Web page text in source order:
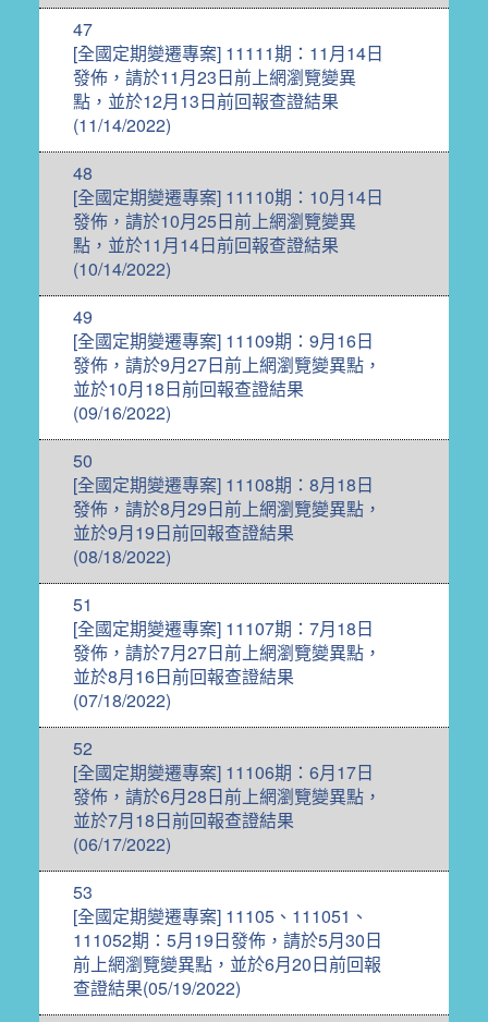
47
[全國定期變遷專案] 11111期：11月14日
發佈，請於11月23日前上網瀏覽變異
點，並於12月13日前回報查證結果
(11/14/2022)
48
[全國定期變遷專案] 11110期：10月14日
發佈，請於10月25日前上網瀏覽變異
點，並於11月14日前回報查證結果
(10/14/2022)
49
[全國定期變遷專案] 11109期：9月16日
發佈，請於9月27日前上網瀏覽變異點，
並於10月18日前回報查證結果
(09/16/2022)
50
[全國定期變遷專案] 11108期：8月18日
發佈，請於8月29日前上網瀏覽變異點，
並於9月19日前回報查證結果
(08/18/2022)
51
[全國定期變遷專案] 11107期：7月18日
發佈，請於7月27日前上網瀏覽變異點，
並於8月16日前回報查證結果
(07/18/2022)
52
[全國定期變遷專案] 11106期：6月17日
發佈，請於6月28日前上網瀏覽變異點，
並於7月18日前回報查證結果
(06/17/2022)
53
[全國定期變遷專案] 11105、111051、
111052期：5月19日發佈，請於5月30日
前上網瀏覽變異點，並於6月20日前回報
查證結果(05/19/2022)